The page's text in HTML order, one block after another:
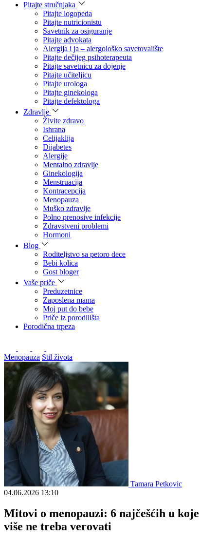
Pitajte stručnjaka
Pitajte logopeda
Pitajte nutricionistu
Savetnik za osiguranje
Pitajte advokata
Alergija i ja – alergološko savetovalište
Pitajte dečijeg psihoterapeuta
Pitajte savetnicu za dojenje
Pitajte učiteljicu
Pitajte urologa
Pitajte ginekologa
Pitajte defektologa
Zdravlje
Živite zdravo
Ishrana
Celijaklija
Dijabetes
Alergije
Mentalno zdravlje
Ginekologija
Menstruacija
Kontracepcija
Menopauza
Muško zdravlje
Polno prenosive infekcije
Zdravstveni problemi
Hormoni
Blog
Roditeljstvo sa petoro dece
Bebi kolica
Gost bloger
Vaše priče
Preduzetnice
Zaposlena mama
Moj put do bebe
Priče iz porodilišta
Porodična trpeza
Menopauza Stil života
Tamara Petkovic
04.06.2026 13:10
Mitovi o menopauzi: 6 najčešćih u koje
više ne treba verovati